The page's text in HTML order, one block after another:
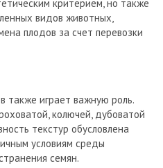
критерием, но также
видов животных,
плодов за счет перевозки
также играет важную роль.
колючей, дубоватой
текстур обусловлена
условиям среды
семян.